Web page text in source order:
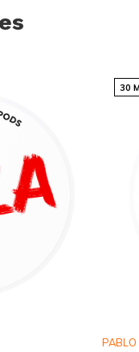
no solo es fácil
con POP ENERGY.
de nicotine pouches
Explora las
enBrands
. Sigue
fácil y recibe tus
registrados. Solo
30
PABLO